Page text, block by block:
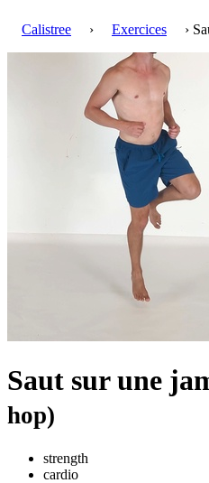
Calistree › Exercices ›
Saut sur une
hop)
strength
cardio